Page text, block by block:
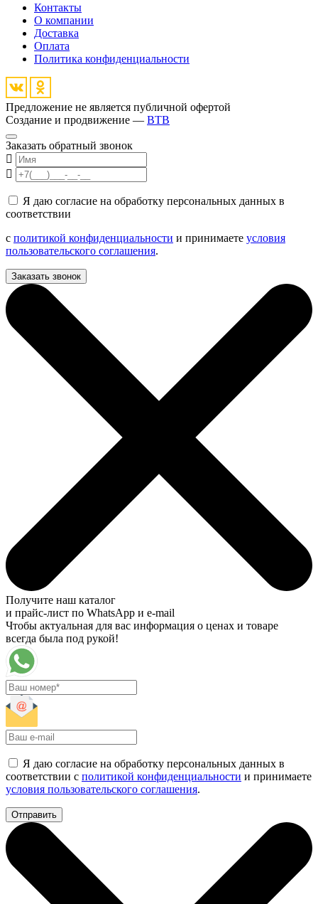
Контакты
О компании
Доставка
Оплата
Политика конфиденциальности
Предложение не является публичной офертой
Создание и продвижение — BTB
Заказать обратный звонок
Я даю согласие на обработку персональных данных в
соответствии
с политикой конфиденциальности и принимаете условия
пользовательского соглашения.
Заказать звонок
Получите наш каталог
и прайс-лист по WhatsApp и e-mail
Чтобы актуальная для вас информация о ценах и товаре
всегда была под рукой!
Я даю согласие на обработку персональных данных в
соответствии с политикой конфиденциальности и принимаете
условия пользовательского соглашения.